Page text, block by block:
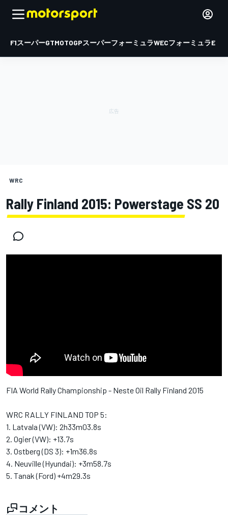
F1スーパーGTMOTOGPスーパーフォーミュラWECフォーミュラE
WRC
Rally Finland 2015: Powerstage SS 20
FIA World Rally Championship - Neste Oil Rally Finland 2015
WRC RALLY FINLAND TOP 5:
1. Latvala (VW): 2h33m03.8s
2. Ogier (VW): +13.7s
3. Ostberg (DS 3): +1m36.8s
4. Neuville (Hyundai): +3m58.7s
5. Tanak (Ford) +4m29.3s
コメント